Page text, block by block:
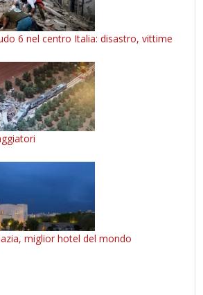
6 nel centro Italia: disastro, vittime
miglior hotel del mondo